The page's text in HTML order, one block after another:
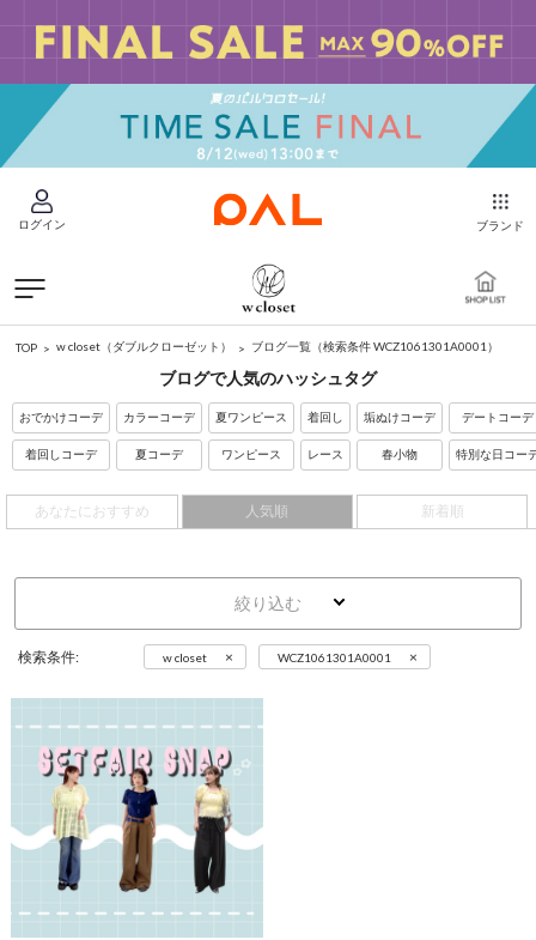
ログイン ブランド
TOP w closet（ダブルクローゼット） ブログ一覧 （検索条件 WCZ1061301A0001）
ブログで人気のハッシュタグ
おでかけコーデ
着回しコーデ
カラーコーデ
夏コーデ
夏ワンピース
ワンピース
着回し
レース
垢ぬけコーデ
春小物
デートコーデ
特別な日コー
あなたにおすすめ 人気順 新着順
絞り込む
検索条件: w closet × WCZ1061301A0001 ×